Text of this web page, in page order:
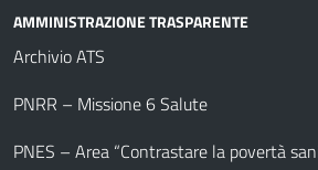
AMMINISTRAZIONE TRASPARENTE
Archivio ATS
PNRR – Missione 6 Salute
PNES – Area “Contrastare la povertà